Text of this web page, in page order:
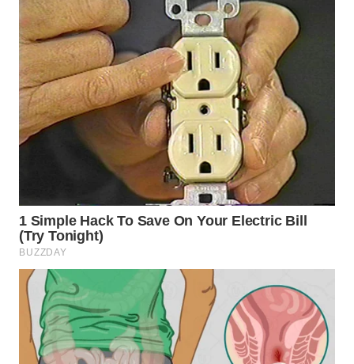
NATUNA
WN
BINTAN
WN
MANDALIKA
WN
LABUANBAJO
WN
BORNEO
Wahana